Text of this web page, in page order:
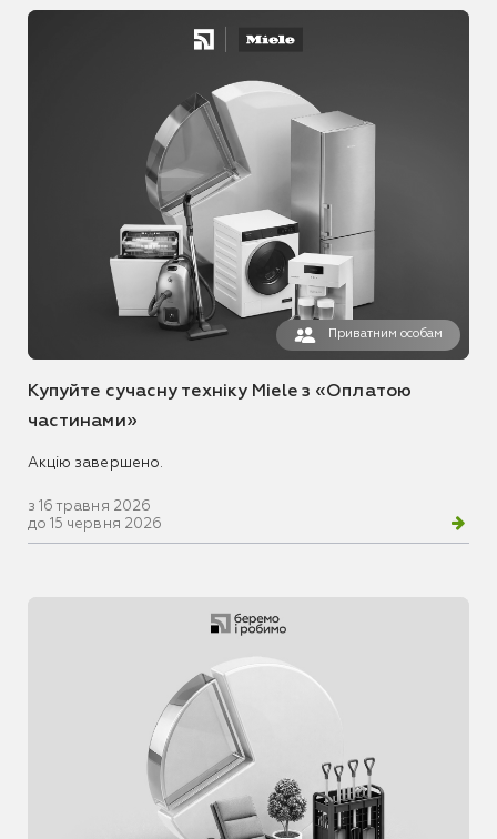
Приватним особам
Купуйте сучасну техніку Miele з «Оплатою
частинами»
Акцію завершено.
з 16 травня 2026
до 15 червня 2026